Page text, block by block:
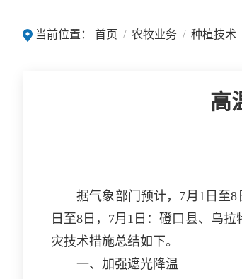
当前位置： 首页 / 农牧业务 / 种植技术
高
据气象部门预计，7月1日至
日至8日，7月1日：磴口县、乌
灾技术措施总结如下。
一、加强遮光降温